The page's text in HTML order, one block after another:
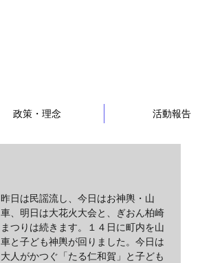
政策・理念 活動報告
昨日は民謡流し、今日はお神輿・山
車、明日は大花火大会と、ぎおん柏崎
まつりは続きます。１４日に町内を山
車と子ども神輿が回りました。今日は
大人がかつぐ「たる仁和賀」と子ども